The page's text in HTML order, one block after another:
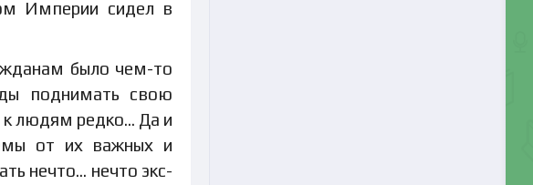
Империи сидел в
было чем-то
поднимать свою
людям редко… Да и
от их важных и
нечто… нечто экс-